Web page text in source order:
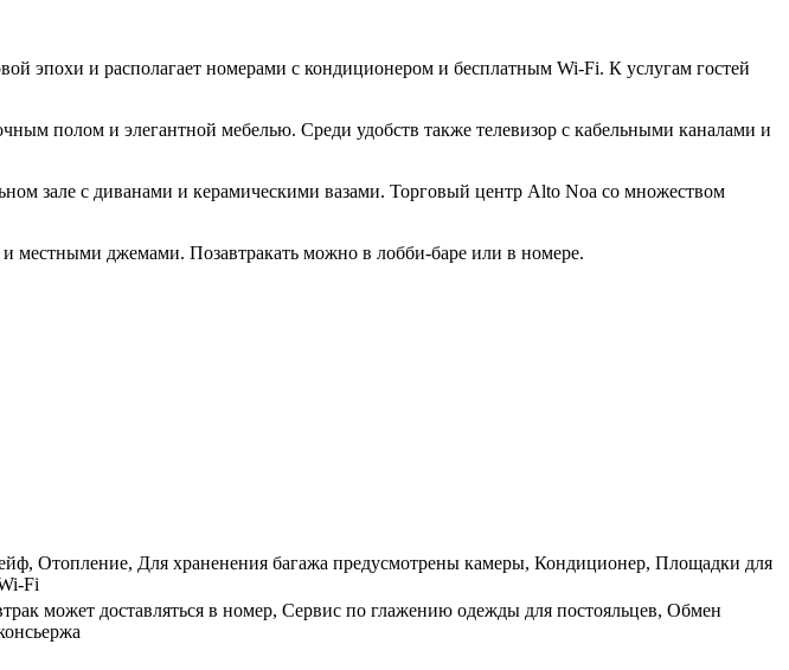
эпохи и располагает номерами с кондиционером и бесплатным Wi-Fi. К услугам гостей
полом и элегантной мебелью. Среди удобств также телевизор с кабельными каналами и
зале с диванами и керамическими вазами. Торговый центр Alto Noa со множеством
местными джемами. Позавтракать можно в лобби-баре или в номере.
Отопление, Для храненения багажа предусмотрены камеры, Кондиционер, Площадки для
Fi
может доставляться в номер, Сервис по глажению одежды для постояльцев, Обмен